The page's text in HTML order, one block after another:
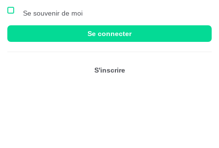
Se souvenir de moi
Se connecter
S'inscrire